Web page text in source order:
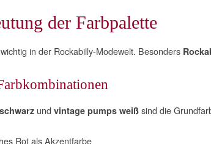
der Farbpalette
in der Rockabilly-Modewelt. Besonders
und vintage pumps weiß sind die
Rot als Akzentfarbe